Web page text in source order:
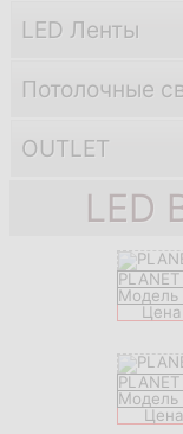
LED Ленты
Потолочные
OUTLET
LED
Модель
Цена
Модель
Цена